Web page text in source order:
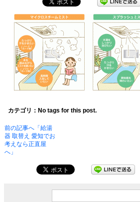
カテゴリ：No tags for this post.
前の記事へ「給湯
器 取替え 愛知でお
考えなら正直屋
へ」